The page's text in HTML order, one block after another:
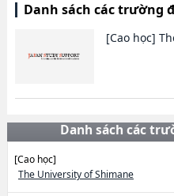
Danh sách các trường
[Cao học]
Danh sách các
[Cao học]
The University of Shimane